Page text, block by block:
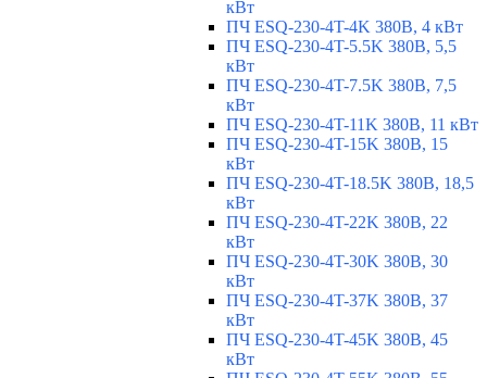
кВт
ПЧ ESQ-230-4T-4K 380В, 4 кВт
ПЧ ESQ-230-4T-5.5K 380В, 5,5
кВт
ПЧ ESQ-230-4T-7.5K 380В, 7,5
кВт
ПЧ ESQ-230-4T-11K 380В, 11 кВт
ПЧ ESQ-230-4T-15K 380В, 15
кВт
ПЧ ESQ-230-4T-18.5K 380В, 18,5
кВт
ПЧ ESQ-230-4T-22K 380В, 22
кВт
ПЧ ESQ-230-4T-30K 380В, 30
кВт
ПЧ ESQ-230-4T-37K 380В, 37
кВт
ПЧ ESQ-230-4T-45K 380В, 45
кВт